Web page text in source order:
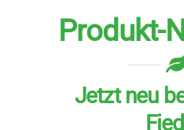
Produkt-
Jetzt neu